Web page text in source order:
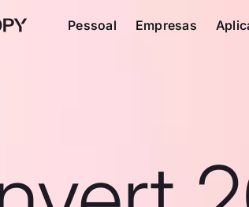
Pessoal Empresas